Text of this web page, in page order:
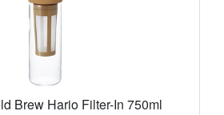
Brew Hario Filter-In 750ml